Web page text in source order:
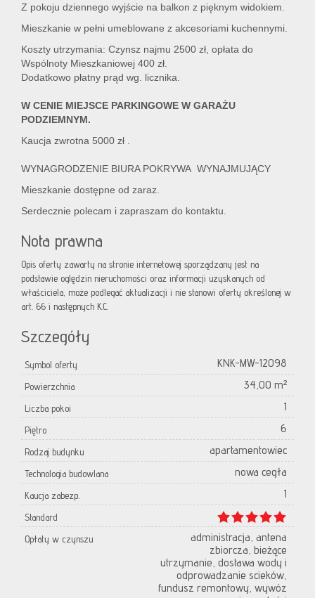
Z pokoju dziennego wyjście na balkon z pięknym widokiem.
Mieszkanie w pełni umeblowane z akcesoriami kuchennymi.
Koszty utrzymania: Czynsz najmu 2500 zł, opłata do
Wspólnoty Mieszkaniowej 400 zł.
Dodatkowo płatny prąd wg. licznika.
W CENIE MIEJSCE PARKINGOWE W GARAŻU
PODZIEMNYM.
Kaucja zwrotna 5000 zł .
WYNAGRODZENIE BIURA POKRYWA WYNAJMUJĄCY
Mieszkanie dostępne od zaraz.
Serdecznie polecam i zapraszam do kontaktu.
Nota prawna
Opis oferty zawarty na stronie internetowej sporządzany jest na
podstawie oględzin nieruchomości oraz informacji uzyskanych od
właściciela, może podlegać aktualizacji i nie stanowi oferty określonej w
art. 66 i następnych K.C.
Szczegóły
Symbol oferty KNK-MW-12098
Powierzchnia 34,00 m²
Liczba pokoi 1
Piętro 6
Rodzaj budynku apartamentowiec
Technologia budowlana nowa cegła
Kaucja zabezp. 1
Standard
Opłaty w czynszu
administracja, antena
zbiorcza, bieżące
utrzymanie, dostawa wody i
odprowadzanie scieków,
fundusz remontowy, wywóz